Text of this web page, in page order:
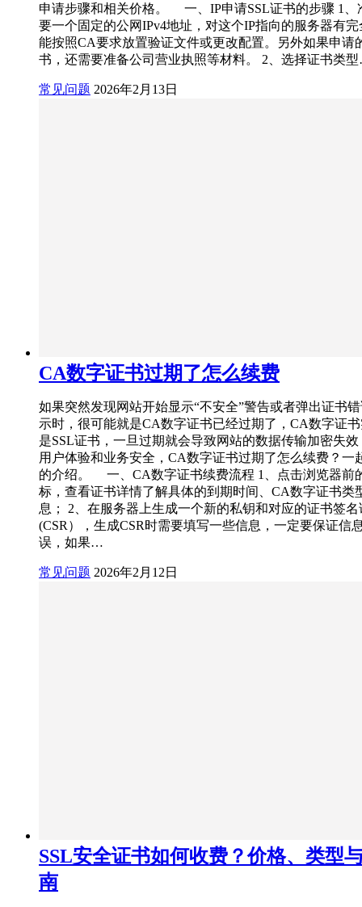
申请步骤和相关价格。 一、IP申请SSL证书的步骤 1、
要一个固定的公网IPv4地址，对这个IP指向的服务器有
能按照CA要求放置验证文件或更改配置。另外如果申请
书，还需要准备公司营业执照等材料。 2、选择证书类
常见问题 2026年2月13日
CA数字证书过期了怎么续费
如果突然发现网站开始显示“不安全”警告或者弹出证书
示时，很可能就是CA数字证书已经过期了，CA数字证
是SSL证书，一旦过期就会导致网站的数据传输加密失
用户体验和业务安全，CA数字证书过期了怎么续费？一
的介绍。 一、CA数字证书续费流程 1、点击浏览器前
标，查看证书详情了解具体的到期时间、CA数字证书类
息； 2、在服务器上生成一个新的私钥和对应的证书签
(CSR），生成CSR时需要填写一些信息，一定要保证信
误，如果…
常见问题 2026年2月12日
SSL安全证书如何收费？价格、类型
南